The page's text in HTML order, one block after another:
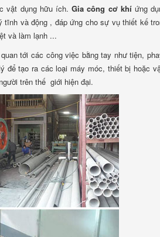
vật dụng hữu ích.Gia công cơ khíứng
và động , đáp ứng cho sự vụ thiết kế
và làm lạnh ...
tới các công việc bằng tay như tiện,
để tạo ra các loại máy móc, thiết bị hoặc
trên thế giới hiện đại.